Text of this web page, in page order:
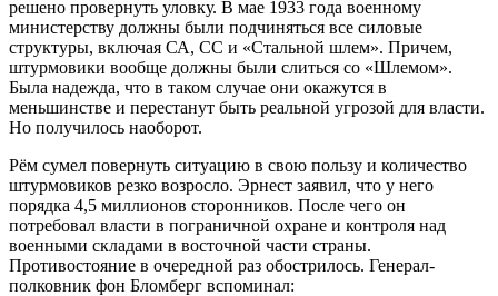
решено провернуть уловку. В мае 1933 года военному
министерству должны были подчиняться все силовые
структуры, включая СА, СС и «Стальной шлем». Причем,
штурмовики вообще должны были слиться со «Шлемом».
Была надежда, что в таком случае они окажутся в
меньшинстве и перестанут быть реальной угрозой для власти.
Но получилось наоборот.
Рём сумел повернуть ситуацию в свою пользу и количество
штурмовиков резко возросло. Эрнест заявил, что у него
порядка 4,5 миллионов сторонников. После чего он
потребовал власти в пограничной охране и контроля над
военными складами в восточной части страны.
Противостояние в очередной раз обострилось. Генерал-
полковник фон Бломберг вспоминал: